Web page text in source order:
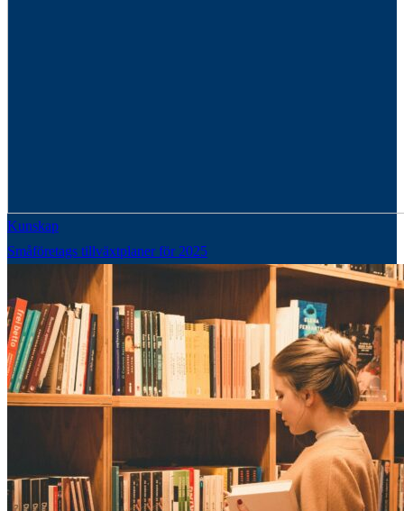
Kunskap
Småföretags tillväxtplaner för 2025